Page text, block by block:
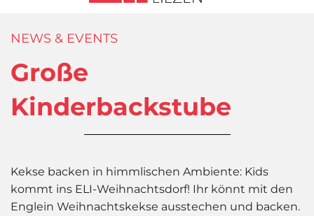
NEWS & EVENTS
Große
Kinderbackstube
Kekse backen in himmlischen Ambiente: Kids
kommt ins ELI-Weihnachtsdorf! Ihr könnt mit den
Englein Weihnachtskekse ausstechen und backen.